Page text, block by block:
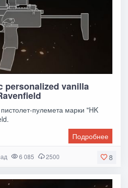
personalized vanilla
пулемета марки "HK
Подробнее
8
6 085 2500